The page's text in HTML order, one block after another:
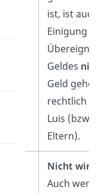
ist, ist auch
Einigung
Geldes
Geld
rechtlich
Luis (bzw.
Eltern).
Nicht
Auch wenn